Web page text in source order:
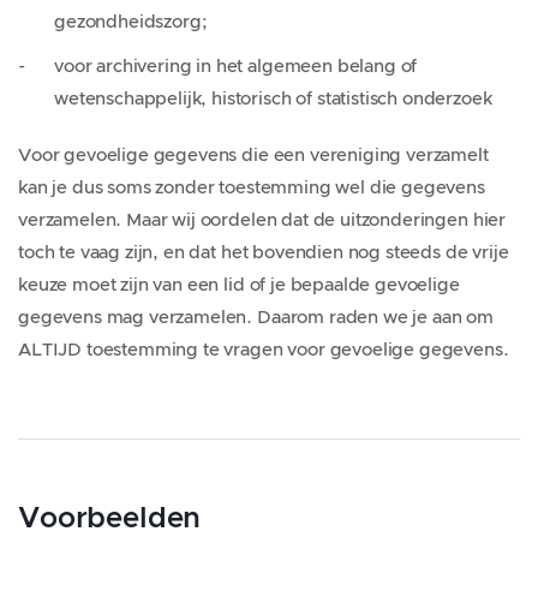
gezondheidszorg;
voor archivering in het algemeen belang of
wetenschappelijk, historisch of statistisch onderzoek
Voor gevoelige gegevens die een vereniging verzamelt
kan je dus soms zonder toestemming wel die gegevens
verzamelen. Maar wij oordelen dat de uitzonderingen hier
toch te vaag zijn, en dat het bovendien nog steeds de vrije
keuze moet zijn van een lid of je bepaalde gevoelige
gegevens mag verzamelen. Daarom raden we je aan om
ALTIJD toestemming te vragen voor gevoelige gegevens.
Voorbeelden